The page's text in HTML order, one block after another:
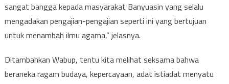
sangat bangga kepada masyarakat Banyuasin yang selalu
mengadakan pengajian-pengajian seperti ini yang bertujuan
untuk menambah ilmu agama,” jelasnya.
Ditambahkan Wabup, tentu kita melihat seksama bahwa
beraneka ragam budaya, kepercayaan, adat istiadat menyatu